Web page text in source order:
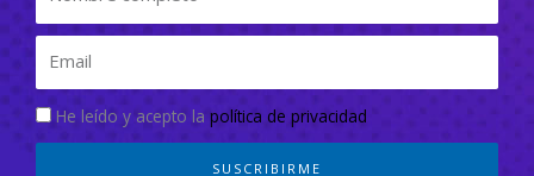
He leído y acepto la política de privacidad
SUSCRIBIRME